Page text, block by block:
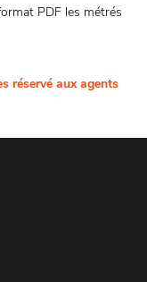
PDF les métrés
réservé aux agents